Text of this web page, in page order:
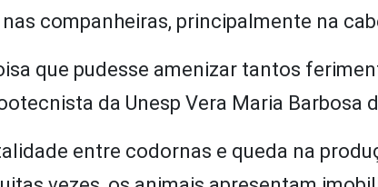
companheiras, principalmente na
que pudesse amenizar tantos
da Unesp Vera Maria Barbosa
entre codornas e queda na